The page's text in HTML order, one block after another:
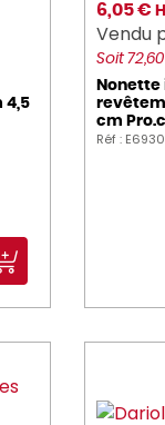
4,5
6,05 €
Vendu
Soit
Nonette
cm
Réf :